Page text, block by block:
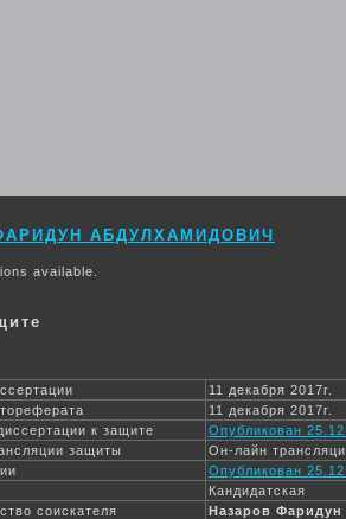
АБДУЛХАМИДОВИЧ
available.
11 декабря 2017г.
11 декабря 2017г.
к защите
Опубликован
защиты
Он-лайн
Опубликован
Кандидатская
соискателя
Назаров